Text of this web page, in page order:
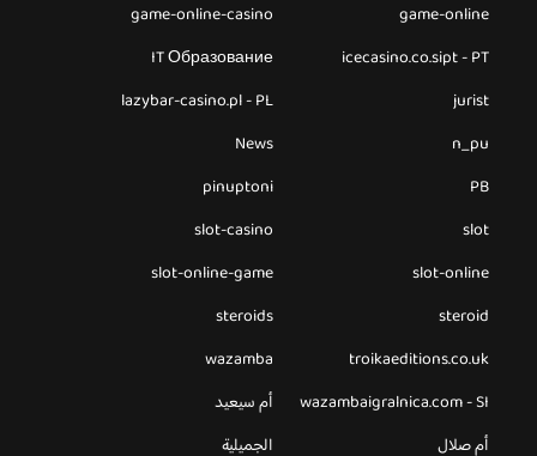
game-online
game-online-casino
icecasino.co.sipt - PT
IT Образование
jurist
lazybar-casino.pl - PL
n_pu
News
PB
pinuptoni
slot
slot-casino
slot-online
slot-online-game
steroid
steroids
troikaeditions.co.uk
wazamba
wazambaigralnica.com - SI
أم سيعيد
أم صلال
الجميلية